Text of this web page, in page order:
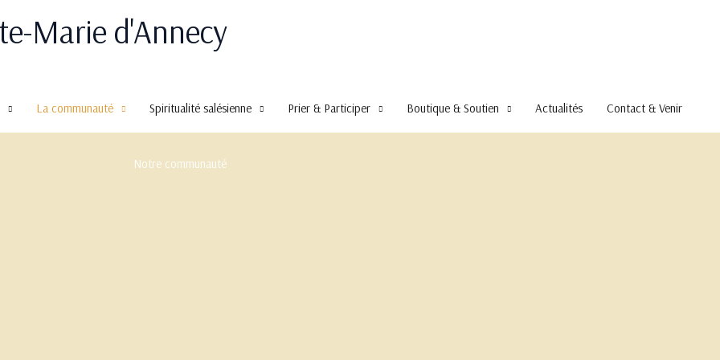
Marie d'Annecy
La communauté Spiritualité salésienne Prier & Participer Boutique & Soutien Actualités Contact & Venir
Notre communauté